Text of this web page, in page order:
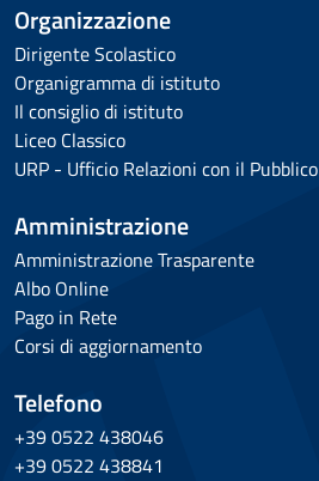
Organizzazione
Dirigente Scolastico
Organigramma di istituto
Il consiglio di istituto
Liceo Classico
URP - Ufficio Relazioni con il Pubblico
Amministrazione
Amministrazione Trasparente
Albo Online
Pago in Rete
Corsi di aggiornamento
Telefono
+39 0522 438046
+39 0522 438841